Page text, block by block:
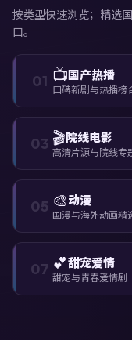
按类型快速浏览；精选
口。
01 📺国产热播
口碑新剧与热播榜
03 🎬院线电影
高清片源与院线专
05 🎨动漫
国漫与海外动画精
07 💕甜宠爱情
甜宠与青春爱情剧